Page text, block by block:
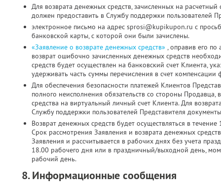
Для возврата денежных средств, зачисленных на
должен предоставить в Службу поддержки пользователей
электронное письмо на адрес sprosi@kupikupon.ru с
банковской карты, с которой они были зачислены.
«Заявление о возврате денежных средств» , оправив его
возврат ошибочно зачисленных денежных средств
средств будет осуществлен на банковский счет Клиента,
удерживать часть суммы перечисления в счет компенсации
Для обеспечения безопасности платежей Клиентов
полного неисполнения обязательств со стороны
средства на виртуальный личный счет Клиента. Для
Службу поддержки пользователей Представителя
Возврат денежных средств будет осуществляться в
Срок рассмотрения Заявления и возврата денежных
Заявления и рассчитывается в рабочих днях без учета
18.00 рабочего дня или в праздничный/выходной день,
рабочий день.
8. Информационные сообщения